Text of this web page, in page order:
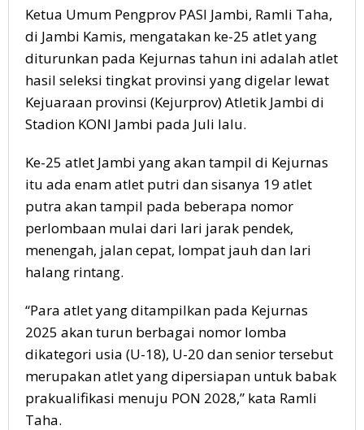
Ketua Umum Pengprov PASI Jambi, Ramli Taha,
di Jambi Kamis, mengatakan ke-25 atlet yang
diturunkan pada Kejurnas tahun ini adalah atlet
hasil seleksi tingkat provinsi yang digelar lewat
Kejuaraan provinsi (Kejurprov) Atletik Jambi di
Stadion KONI Jambi pada Juli lalu.
Ke-25 atlet Jambi yang akan tampil di Kejurnas
itu ada enam atlet putri dan sisanya 19 atlet
putra akan tampil pada beberapa nomor
perlombaan mulai dari lari jarak pendek,
menengah, jalan cepat, lompat jauh dan lari
halang rintang.
“Para atlet yang ditampilkan pada Kejurnas
2025 akan turun berbagai nomor lomba
dikategori usia (U-18), U-20 dan senior tersebut
merupakan atlet yang dipersiapan untuk babak
prakualifikasi menuju PON 2028,” kata Ramli
Taha.